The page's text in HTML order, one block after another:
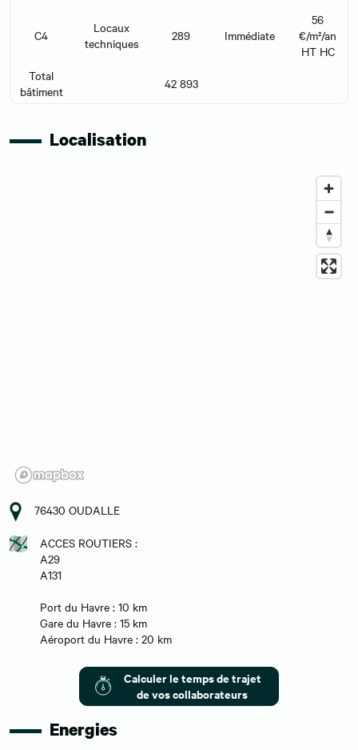
C4
Locaux
techniques
289 Immédiate
56
€/m²/an
HT HC
Total
bâtiment
42 893
Localisation
76430 OUDALLE
ACCES ROUTIERS :
A29
A131
Port du Havre : 10 km
Gare du Havre : 15 km
Aéroport du Havre : 20 km
Calculer le temps de trajet
de vos collaborateurs
Energies